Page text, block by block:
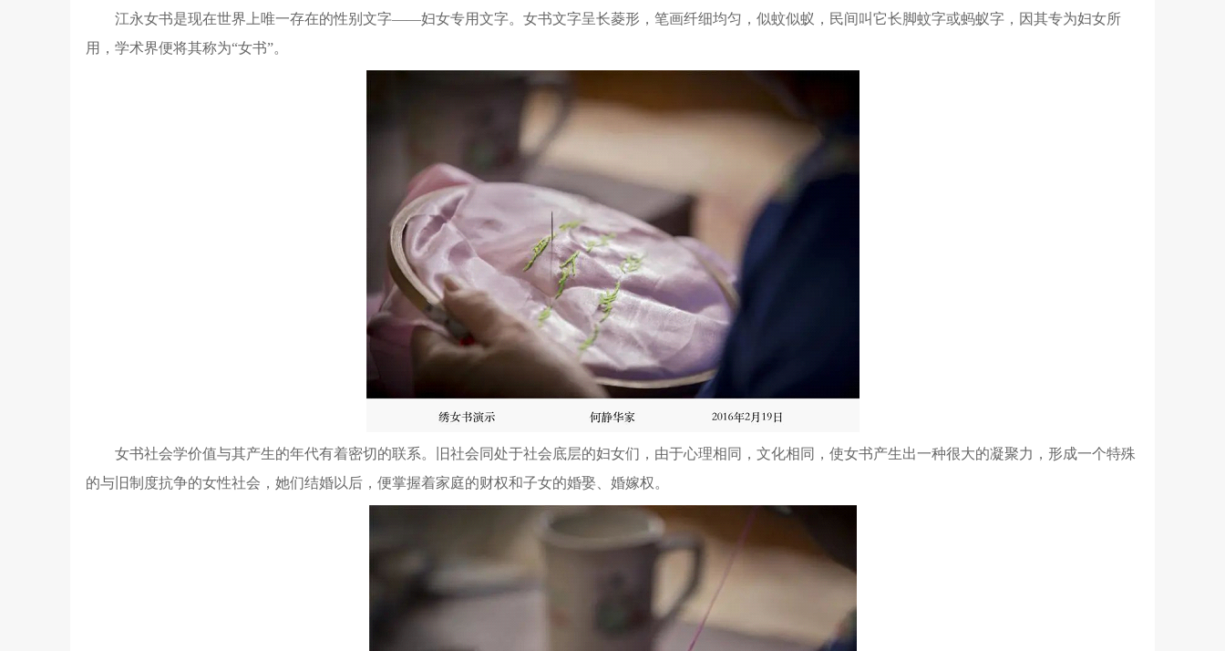
江永女书是现在世界上唯一存在的性别文字——妇女专用文字。女书文字呈长菱形，笔画纤细均匀，似蚊似蚁，民间叫它长脚蚊字或蚂蚁字，因其专为妇女所
用，学术界便将其称为“女书”。
女书社会学价值与其产生的年代有着密切的联系。旧社会同处于社会底层的妇女们，由于心理相同，文化相同，使女书产生出一种很大的凝聚力，形成一个特殊
的与旧制度抗争的女性社会，她们结婚以后，便掌握着家庭的财权和子女的婚娶、婚嫁权。